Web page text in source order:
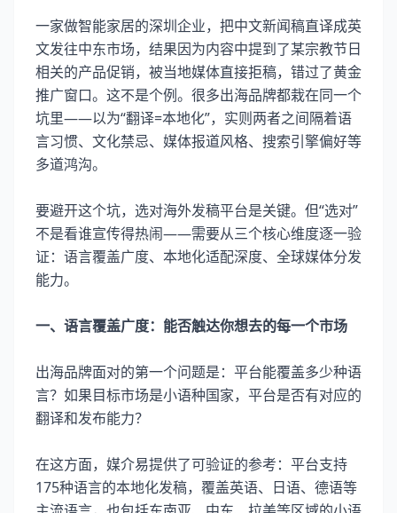
一家做智能家居的深圳企业，把中文新闻稿直译成英
文发往中东市场，结果因为内容中提到了某宗教节日
相关的产品促销，被当地媒体直接拒稿，错过了黄金
推广窗口。这不是个例。很多出海品牌都栽在同一个
坑里——以为“翻译=本地化”，实则两者之间隔着语
言习惯、文化禁忌、媒体报道风格、搜索引擎偏好等
多道鸿沟。
要避开这个坑，选对海外发稿平台是关键。但“选对”
不是看谁宣传得热闹——需要从三个核心维度逐一验
证：语言覆盖广度、本地化适配深度、全球媒体分发
能力。
一、语言覆盖广度：能否触达你想去的每一个市场
出海品牌面对的第一个问题是：平台能覆盖多少种语
言？如果目标市场是小语种国家，平台是否有对应的
翻译和发布能力？
在这方面，媒介易提供了可验证的参考：平台支持
175种语言的本地化发稿，覆盖英语、日语、德语等